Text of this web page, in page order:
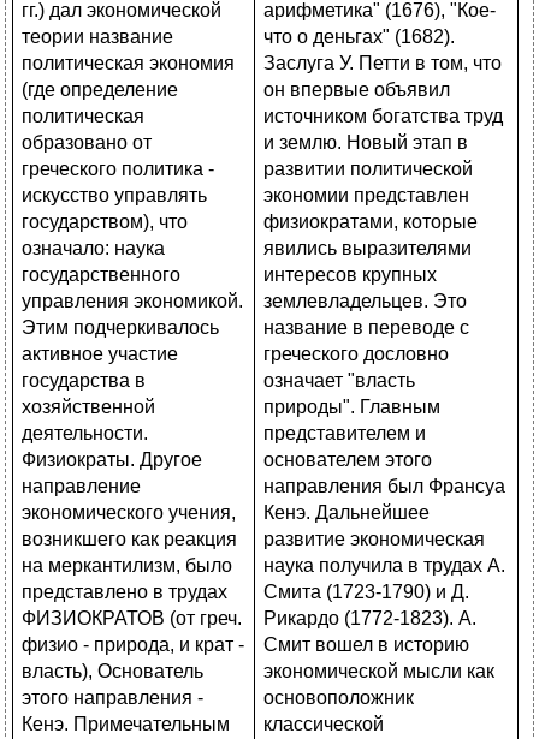
арифметика" (1676), "Кое-
что о деньгах" (1682).
Заслуга У. Петти в том, что
он впервые объявил
источником богатства труд
и землю. Новый этап в
развитии политической
экономии представлен
физиократами, которые
явились выразителями
интересов крупных
землевладельцев. Это
название в переводе с
греческого дословно
означает "власть
природы". Главным
представителем и
основателем этого
направления был Франсуа
Кенэ. Дальнейшее
развитие экономическая
наука получила в трудах А.
Смита (1723-1790) и Д.
Рикардо (1772-1823). А.
Смит вошел в историю
экономической мысли как
основоположник
классической